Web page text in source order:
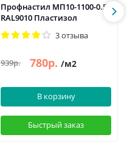
Профнастил МП10-1100-0.5
RAL9010 Пластизол
3 отзыва
939р. 780р. /м2
В корзину
Быстрый заказ